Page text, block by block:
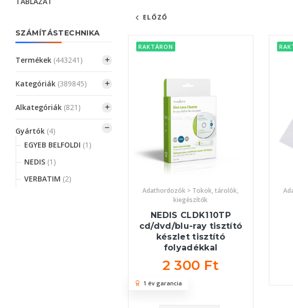
SZÁMÍTÁSTECHNIKA
Termékek (443241)
Kategóriák (389845)
Alkategóriák (821)
Gyártók (4)
EGYEB BELFOLDI (1)
NEDIS (1)
VERBATIM (2)
ELŐZŐ
RAKTÁRON
Adathordozók > Tokok, tárolók,
kiegészítők
NEDIS CLDK110TP
cd/dvd/blu-ray tisztító
készlet tisztító
folyadékkal
2 300 Ft
1 év garancia